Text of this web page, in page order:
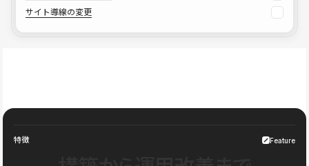
サイト導線の変更
特徴 Feature